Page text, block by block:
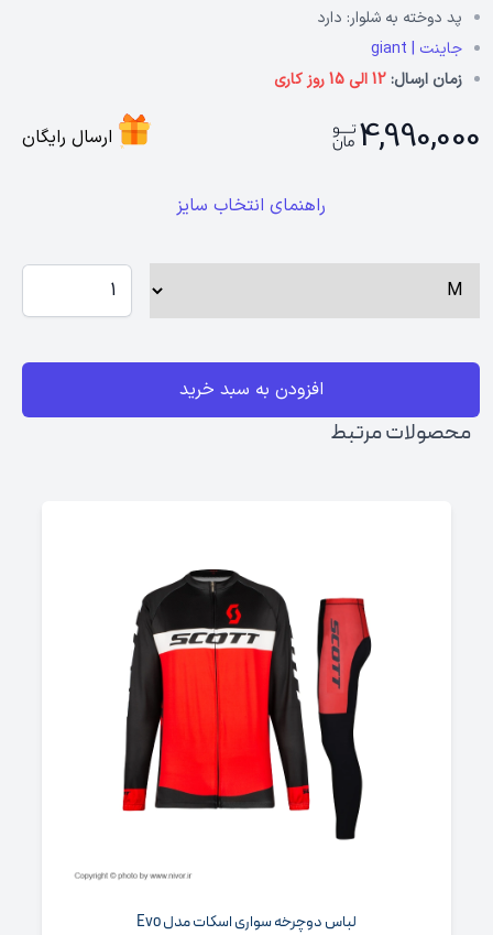
پد دوخته به شلوار: دارد
جاینت | giant
زمان ارسال:12 الی 15 روز کاری
4,990,000 ارسال رایگان
راهنمای انتخاب سایز
افزودن به سبد خرید
محصولات مرتبط
لباس دوچرخه سواری اسکات مدل Evo